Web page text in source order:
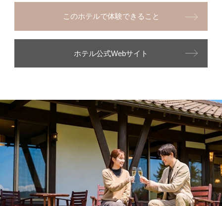
このホテルで体験できること
ホテル公式Webサイト